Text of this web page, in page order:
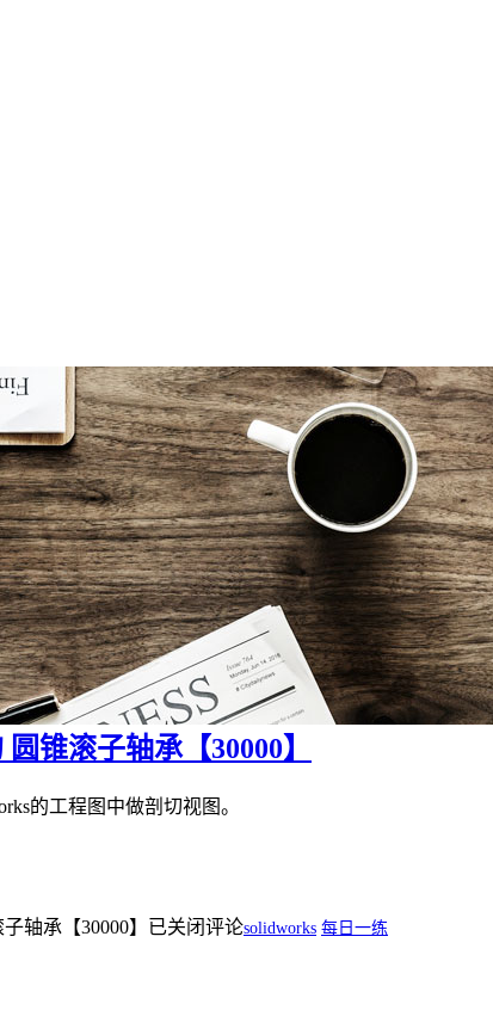
锥滚子轴承【30000】
的工程图中做剖切视图。
轴承【30000】 已关闭评论solidworks 每日一练